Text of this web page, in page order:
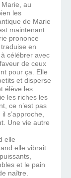
au
les
de Marie
maintenant
prononce
en
célébrer avec
de ceux
pour ça. Elle
et disperse
élève les
les riches les
ce n’est pas
s’approche,
Une vie autre
elle
elle vibrait
et le pain
naître.